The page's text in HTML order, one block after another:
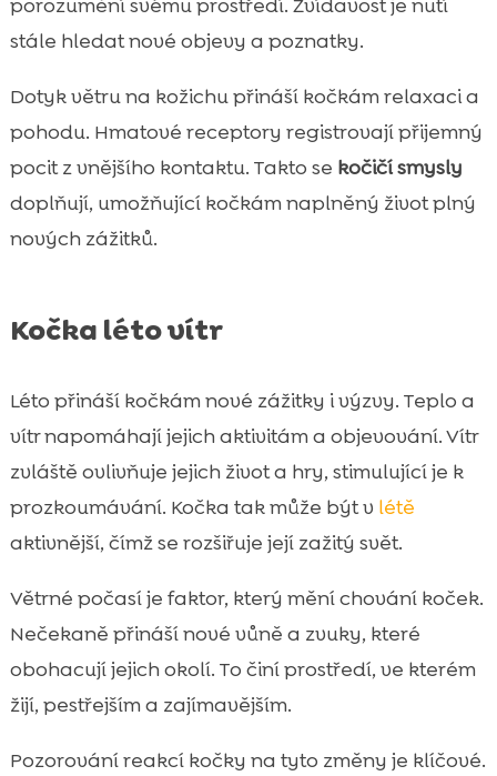
porozumění svému prostředí. Zvídavost je nutí
stále hledat nové objevy a poznatky.
Dotyk větru na kožichu přináší kočkám relaxaci a
pohodu. Hmatové receptory registrovají přijemný
pocit z vnějšího kontaktu. Takto se kočičí smysly
doplňují, umožňující kočkám naplněný život plný
nových zážitků.
Kočka léto vítr
Léto přináší kočkám nové zážitky i výzvy. Teplo a
vítr napomáhají jejich aktivitám a objevování. Vítr
zvláště ovlivňuje jejich život a hry, stimulující je k
prozkoumávání. Kočka tak může být v létě
aktivnější, čímž se rozšiřuje její zažitý svět.
Větrné počasí je faktor, který mění chování koček.
Nečekaně přináší nové vůně a zvuky, které
obohacují jejich okolí. To činí prostředí, ve kterém
žijí, pestřejším a zajímavějším.
Pozorování reakcí kočky na tyto změny je klíčové.